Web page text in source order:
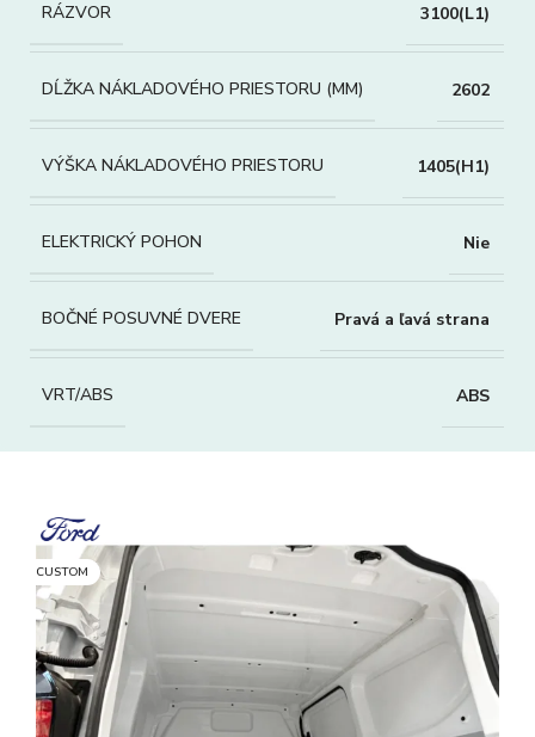
RÁZVOR 3100(L1)
DĹŽKA NÁKLADOVÉHO PRIESTORU (MM) 2602
VÝŠKA NÁKLADOVÉHO PRIESTORU 1405(H1)
ELEKTRICKÝ POHON Nie
BOČNÉ POSUVNÉ DVERE Pravá a ľavá strana
VRT/ABS ABS
CUSTOM